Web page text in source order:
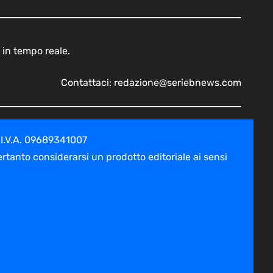
tempo reale.
Contattaci: redazione@seriebnews.com
09689341007
considerarsi un prodotto editoriale ai sensi